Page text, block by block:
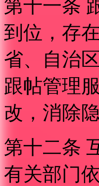
第十一条
到位，存
省、自治
跟帖管理
改，消除隐
第十二条
有关部门